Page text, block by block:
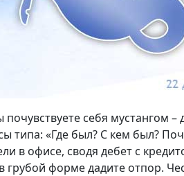
себя мустангом
типа: «Где был? С кем был?
в офисе, сводя дебет с
грубой форме дадите отпор.